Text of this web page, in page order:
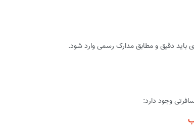
باید دقیق و مطابق مدارک رسمی وارد شود.
وجود دارد: